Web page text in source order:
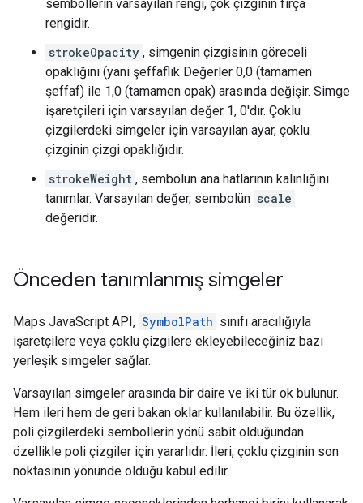
sembollerin varsayılan rengi, çok çizginin fırça
rengidir.
strokeOpacity , simgenin çizgisinin göreceli
opaklığını (yani şeffaflık Değerler 0,0 (tamamen
şeffaf) ile 1,0 (tamamen opak) arasında değişir. Simge
işaretçileri için varsayılan değer 1, 0'dır. Çoklu
çizgilerdeki simgeler için varsayılan ayar, çoklu
çizginin çizgi opaklığıdır.
strokeWeight , sembolün ana hatlarının kalınlığını
tanımlar. Varsayılan değer, sembolün scale
değeridir.
Önceden tanımlanmış simgeler
Maps JavaScript API, SymbolPath sınıfı aracılığıyla
işaretçilere veya çoklu çizgilere ekleyebileceğiniz bazı
yerleşik simgeler sağlar.
Varsayılan simgeler arasında bir daire ve iki tür ok bulunur.
Hem ileri hem de geri bakan oklar kullanılabilir. Bu özellik,
poli çizgilerdeki sembollerin yönü sabit olduğundan
özellikle poli çizgiler için yararlıdır. İleri, çoklu çizginin son
noktasının yönünde olduğu kabul edilir.